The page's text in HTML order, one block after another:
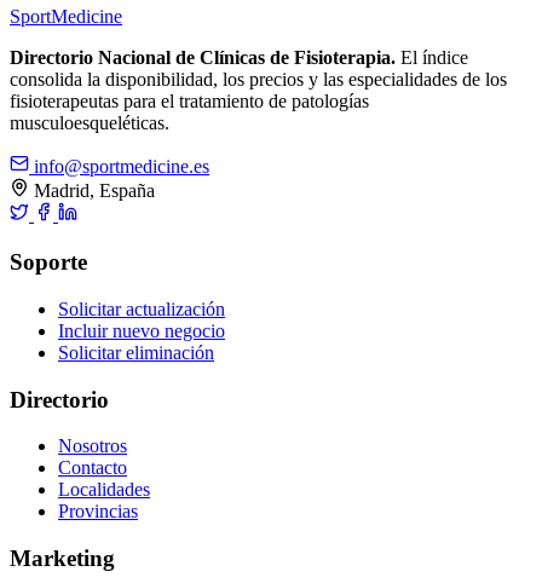
SportMedicine
Directorio Nacional de Clínicas de Fisioterapia. El índice
consolida la disponibilidad, los precios y las especialidades de los
fisioterapeutas para el tratamiento de patologías
musculoesqueléticas.
info@sportmedicine.es
Madrid, España
Soporte
Solicitar actualización
Incluir nuevo negocio
Solicitar eliminación
Directorio
Nosotros
Contacto
Localidades
Provincias
Marketing